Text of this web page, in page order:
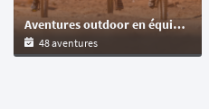
Aventures outdoor en équipe : raids multisports et challenges pour tous les niveaux
48 aventures